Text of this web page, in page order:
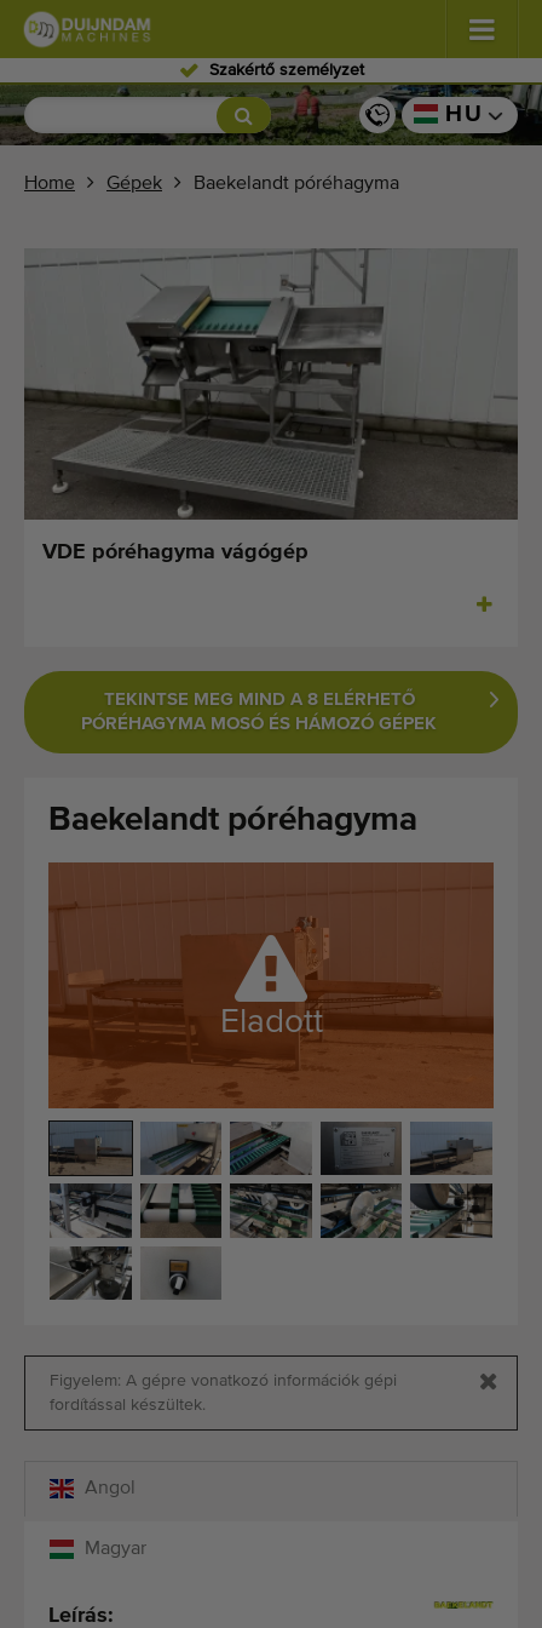
Szakértő személyzet
Virágok és dísznövények (576)
(333)
Szállítószalagok (437)
Kínálja eladásra gépét!
Keresés típusonként
Legutóbb megtekintett gépek
Legutóbb hozzáadott gépek
Gépeink külföldre szállítása
Gépek
GYIK
Blog
Minőségi gépek
Szakértő személyzet
Kiszállítás világszerte
1977-óta
HU
Home Gépek Baekelandt póréhagyma
VDE póréhagyma vágógép
TEKINTSE MEG MIND A 8 ELÉRHETŐ
PÓRÉHAGYMA MOSÓ ÉS HÁMOZÓ GÉPEK
Baekelandt póréhagyma
Eladott
Figyelem: A gépre vonatkozó információk gépi
fordítással készültek.
Magyar
Angol
Leírás: